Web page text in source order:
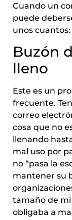
Cuando un
puede
unos cuantos:
Buzón
lleno
Este es un
frecuente.
correo
cosa que no
llenando
mal uso por
no “pasa la
mantener su
tamaño de mi
obligaba a